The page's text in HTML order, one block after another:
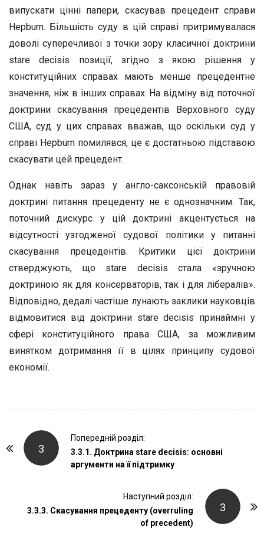
випускати цінні папери, скасував прецедент справи
Hepburn. Більшість суду в цій справі притримувалася
доволі суперечливої з точки зору класичної доктрини
stare decisis позиції, згідно з якою рішення у
конституційних справах мають менше прецедентне
значення, ніж в інших справах. На відміну від поточної
доктрини скасування прецедентів Верховного суду
США, суд у цих справах вважав, що оскільки суд у
справі Hepburn помилявся, це є достатньою підставою
скасувати цей прецедент.
Однак навіть зараз у англо-саксонській правовій
доктрині питання прецеденту не є однозначним. Так,
поточний дискурс у цій доктрині акцентується на
відсутності узгодженої судової політики у питанні
скасування прецедентів. Критики цієї доктрини
стверджують, що stare decisis стала «зручною
доктриною як для консерваторів, так і для лібералів».
Відповідно, дедалі частіше лунають заклики науковців
відмовитися від доктрини stare decisis принаймні у
сфері конституційного права США, за можливим
винятком дотримання її в цілях принципу судової
економії.
3
Попередній розділ:
3.3.1. Доктрина stare decisis: основні
аргументи на її підтримку
3
Наступний розділ:
3.3.3. Скасування прецеденту (overruling
of precedent)